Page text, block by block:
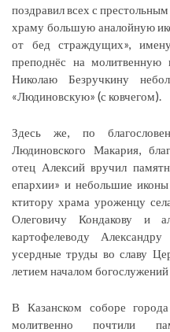
поздравил всех с
храму большую аналойную
от бед страждущих»,
преподнёс на молитвенную
Николаю Безручкину
«Людиновскую» (с ковчегом).
Здесь же, по
Людиновского Макария,
отец Алексий вручил
епархии» и небольшие
ктитору храма уроженцу
Олеговичу Кондакову и
картофелеводу
усердные труды во славу
летием началом богослужений
В Казанском соборе
молитвенно почтили